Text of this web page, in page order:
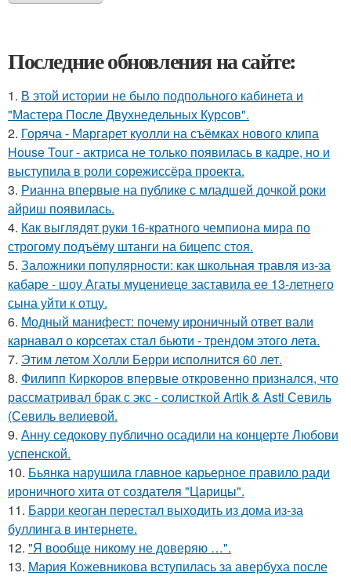
Последние обновления на сайте:
1. В этой истории не было подпольного кабинета и
"Мастера После Двухнедельных Курсов".
2. Горяча - Маргарет куолли на съёмках нового клипа
House Tour - актриса не только появилась в кадре, но и
выступила в роли сорежиссёра проекта.
3. Рианна впервые на публике с младшей дочкой роки
айриш появилась.
4. Как выглядят руки 16-кратного чемпиона мира по
строгому подъёму штанги на бицепс стоя.
5. Заложники популярности: как школьная травля из-за
кабаре - шоу Агаты муцениеце заставила ее 13-летнего
сына уйти к отцу.
6. Модный манифест: почему ироничный ответ вали
карнавал о корсетах стал бьюти - трендом этого лета.
7. Этим летом Холли Берри исполнится 60 лет.
8. Филипп Киркоров впервые откровенно признался, что
рассматривал брак с экс - солисткой Artik & Asti Севиль
(Севиль велиевой.
9. Анну седокову публично осадили на концерте Любови
успенской.
10. Бьянка нарушила главное карьерное правило ради
ироничного хита от создателя "Царицы".
11. Барри кеоган перестал выходить из дома из-за
буллинга в интернете.
12. "Я вообще никому не доверяю …".
13. Мария Кожевникова вступилась за авербуха после